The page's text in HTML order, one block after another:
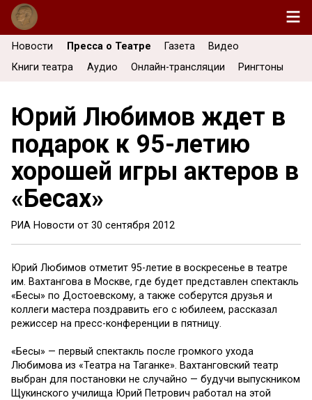
Новости Пресса о Театре Газета
Видео
Книги театра
Аудио Онлайн-трансляции Рингтоны
Юрий Любимов ждет в
подарок к 95-летию
хорошей игры актеров в
«Бесах»
РИА Новости от 30 сентября 2012
Юрий Любимов отметит 95-летие в воскресенье в театре
им. Вахтангова в Москве, где будет представлен спектакль
«Бесы» по Достоевскому, а также соберутся друзья и
коллеги мастера поздравить его с юбилеем, рассказал
режиссер на пресс-конференции в пятницу.
«Бесы» — первый спектакль после громкого ухода
Любимова из «Театра на Таганке». Вахтанговский театр
выбран для постановки не случайно — будучи выпускником
Щукинского училища Юрий Петрович работал на этой